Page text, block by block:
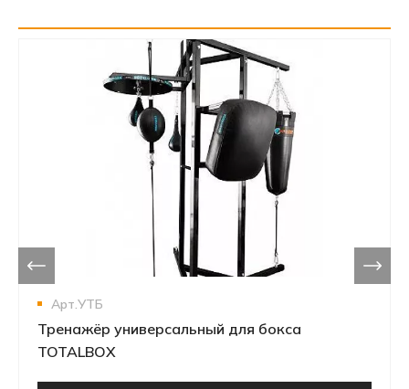
Арт.УТБ
Тренажёр универсальный для бокса
TOTALBOX